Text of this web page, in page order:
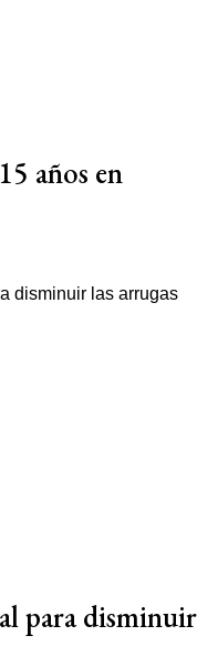
años en
para disminuir